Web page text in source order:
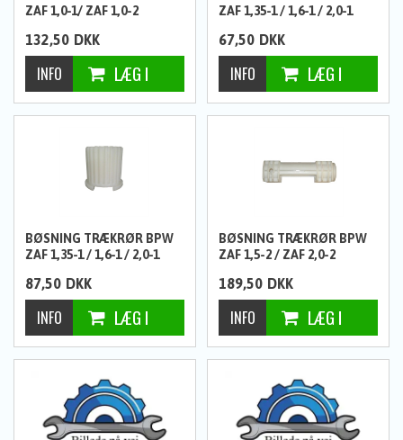
ZAF 1,0-1/ ZAF 1,0-2
132,50 DKK
ZAF 1,35-1 / 1,6-1 / 2,0-1
67,50 DKK
BØSNING TRÆKRØR BPW
ZAF 1,35-1 / 1,6-1 / 2,0-1
87,50 DKK
BØSNING TRÆKRØR BPW
ZAF 1,5-2 / ZAF 2,0-2
189,50 DKK